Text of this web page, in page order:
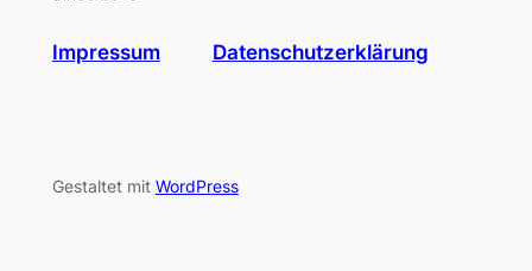
Impressum Datenschutzerklärung
Gestaltet mit WordPress